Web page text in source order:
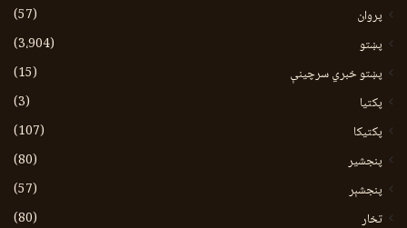
پروان
(57)
پښتو
(3،904)
پښتو خبري سرچينې
(15)
پکتيا
(3)
پکتیکا
(107)
پنجشیر
(80)
پنجشېر
(57)
تخار
(80)